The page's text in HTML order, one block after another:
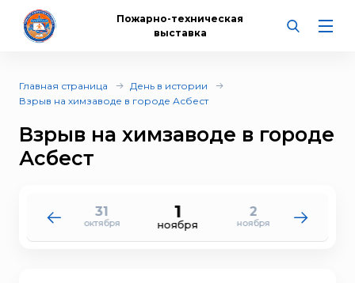
Пожарно-техническая
выставка
Главная страница
День в истории
Взрыв на химзаводе в городе Асбест
Взрыв на химзаводе в городе
Асбест
31
октября
1
ноября
2
ноября